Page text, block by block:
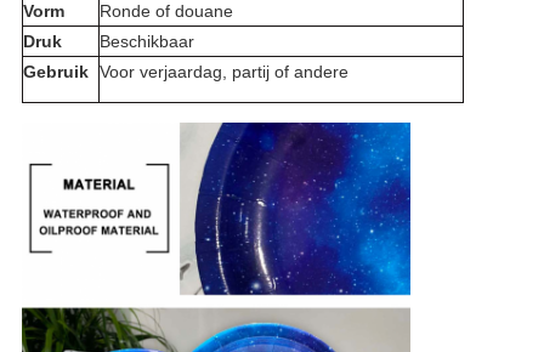
Vorm
Ronde of douane
Druk
Beschikbaar
Gebruik Voor verjaardag, partij of andere